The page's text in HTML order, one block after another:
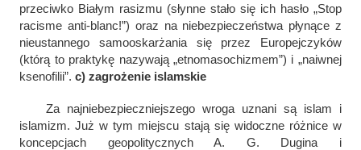
przeciwko Białym rasizmu (słynne stało się ich hasło „Stop
racisme anti-blanc!”) oraz na niebezpieczeństwa płynące z
nieustannego samooskarżania się przez Europejczyków
(którą to praktykę nazywają „etnomasochizmem”) i „naiwnej
ksenofilii”.c) zagrożenie islamskie
Za najniebezpieczniejszego wroga uznani są islam i
islamizm. Już w tym miejscu stają się widoczne różnice w
koncepcjach geopolitycznych A. G. Dugina i